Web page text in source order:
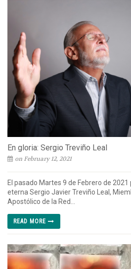
En gloria: Sergio Treviño Leal
on February 12, 2021
El pasado Martes 9 de Febrero de
eterna Sergio Javier Treviño Leal,
Apostólico de la Red...
READ MORE